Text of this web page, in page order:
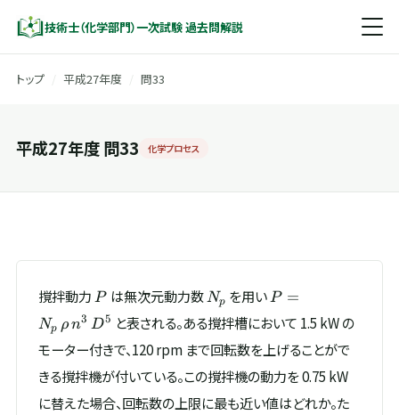
技術士（化学部門）一次試験 過去問解説
トップ 平成27年度 問33
平成27年度 問33 化学プロセス
撹拌動力 P
P は無次元動力数 N_p
Np を用い P =
P =
Np ρn3 D5 と表される。ある撹拌槽において 1.5 kW の
モーター付きで、120 rpm まで回転数を上げることがで
きる撹拌機が付いている。この撹拌機の動力を 0.75 kW
に替えた場合、回転数の上限に最も近い値はどれか。た